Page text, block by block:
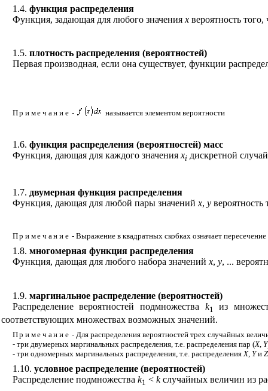
1.4. функция распределения
Функция, задающая для любого значения хвероятность
1.5. плотность распределения (вероятностей)
Первая производная, если она существует, функции
Примечание - называется элементом вероятности
1.6. функция распределения (вероятностей) масс
Функция, дающая для каждого значения xiдискретной
1.7. двумерная функция распределения
Функция, дающая для любой пары значений х, увероятность
Примечание - Выражение в квадратных скобках означает
1.8. многомерная функция распределения
Функция, дающая для любого набора значений х, у, ...
1.9. маргинальное распределение (вероятностей)
Распределение вероятностей подмножества k1
из
соответствующих множествах возможных значений.
Примечание - Для распределения вероятностей трех случайных
- три двумерных маргинальных распределения, т.е. распределения пар (X, Y
- три одномерных маргинальных распределения, т.е. распределения X, Yи Z
1.10. условное распределение (вероятностей)
Распределение подмножества k1 < kслучайных величин из